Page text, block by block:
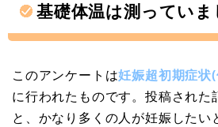
基礎体温は測っていま
このアンケートは妊娠超初期症状
に行われたものです。投稿された
と、かなり多くの人が妊娠したい